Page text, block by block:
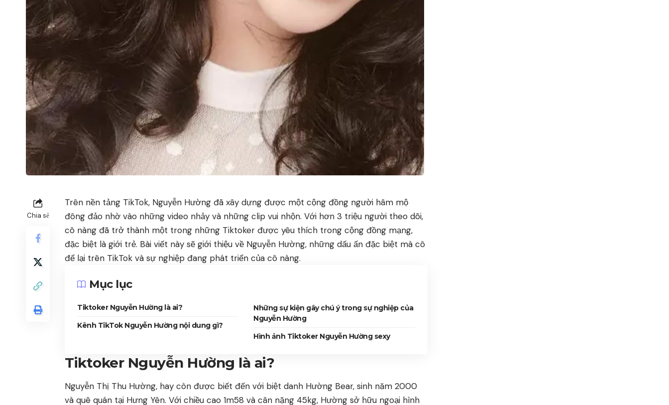
Chia sẻ
Trên nền tảng TikTok, Nguyễn Hường đã xây dựng được một cộng đồng người hâm mộ
đông đảo nhờ vào những video nhảy và những clip vui nhộn. Với hơn 3 triệu người theo dõi,
cô nàng đã trở thành một trong những Tiktoker được yêu thích trong cộng đồng mạng,
đặc biệt là giới trẻ. Bài viết này sẽ giới thiệu về Nguyễn Hường, những dấu ấn đặc biệt mà cô
để lại trên TikTok và sự nghiệp đang phát triển của cô nàng.
Mục lục
Tiktoker Nguyễn Hường là ai?
Kênh TikTok Nguyễn Hường nội dung gì?
Những sự kiện gây chú ý trong sự nghiệp của
Nguyễn Hường
Hình ảnh Tiktoker Nguyễn Hường sexy
Tiktoker Nguyễn Hường là ai?
Nguyễn Thị Thu Hường, hay còn được biết đến với biệt danh Hường Bear, sinh năm 2000
và quê quán tại Hưng Yên. Với chiều cao 1m58 và cân nặng 45kg, Hường sở hữu ngoại hình